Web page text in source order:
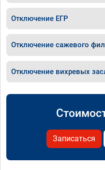
Отключение ЕГР
Отключение сажевого
Отключение вихревых
Записаться